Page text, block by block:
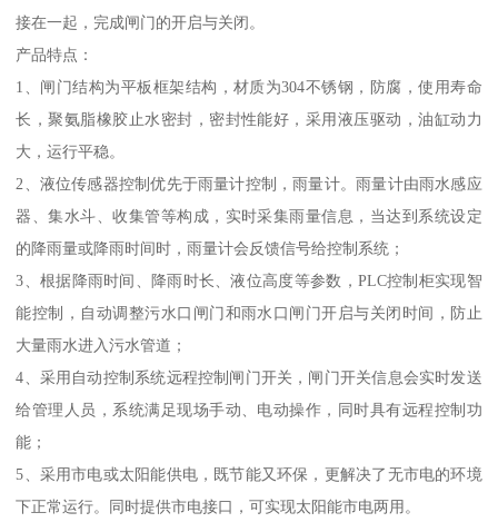
接在一起，完成闸门的开启与关闭。
产品特点：
1、闸门结构为平板框架结构，材质为304不锈钢，防腐，使用寿命
长，聚氨脂橡胶止水密封，密封性能好，采用液压驱动，油缸动力
大，运行平稳。
2、液位传感器控制优先于雨量计控制，雨量计。雨量计由雨水感应
器、集水斗、收集管等构成，实时采集雨量信息，当达到系统设定
的降雨量或降雨时间时，雨量计会反馈信号给控制系统；
3、根据降雨时间、降雨时长、液位高度等参数，PLC控制柜实现智
能控制，自动调整污水口闸门和雨水口闸门开启与关闭时间，防止
大量雨水进入污水管道；
4、采用自动控制系统远程控制闸门开关，闸门开关信息会实时发送
给管理人员，系统满足现场手动、电动操作，同时具有远程控制功
能；
5、采用市电或太阳能供电，既节能又环保，更解决了无市电的环境
下正常运行。同时提供市电接口，可实现太阳能市电两用。